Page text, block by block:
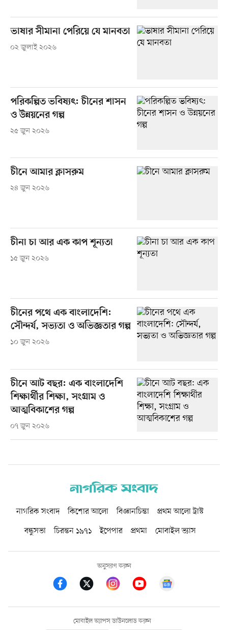
ভাষার সীমানা পেরিয়ে যে মানবতা
০২ জুলাই ২০২৬
পরিকল্পিত ভবিষ্যৎ: চীনের শাসন
ও উন্নয়নের গল্প
২৫ জুন ২০২৬
চীনে আমার ক্লাসরুম
২৪ জুন ২০২৬
চীনা চা আর এক কাপ শূন্যতা
১৫ জুন ২০২৬
চীনের পথে এক বাংলাদেশি:
সৌন্দর্য, সভ্যতা ও অভিজ্ঞতার গল্প
১০ জুন ২০২৬
চীনে আট বছর: এক বাংলাদেশি
শিক্ষার্থীর শিক্ষা, সংগ্রাম ও
আত্মবিকাশের গল্প
০৭ জুন ২০২৬
নাগরিক সংবাদ কিশোর আলো বিজ্ঞানচিন্তা
প্রথম আলো ট্রাস্ট
বন্ধুসভা
চিরন্তন ১৯৭১ ইপেপার প্রথমা মোবাইল ভ্যাস
অনুসরণ করুন
মোবাইল অ্যাপস ডাউনলোড করুন